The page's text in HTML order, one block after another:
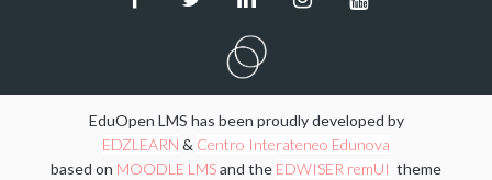
EduOpen LMS has been proudly developed by
EDZLEARN & Centro Interateneo Edunova
based on MOODLE LMSand the EDWISER remUI theme